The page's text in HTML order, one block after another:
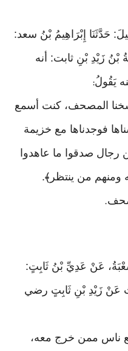
حَدَّثَنَا إِبْرَاهِيمُ بْنُ سعد:
بْنُ زَيْدِ بْنِ ثابت: أنه
يَقُولُ:
المصحف، كنت أسمع
فوجدناها مع خزيمة
رجال صدقوا ما عاهدوا
ومنهم من ينتظر﴾.
.
شُعْبَةُ، عَنْ عَدِيِّ بْنُ ثَابِتٍ:
عَنْ زَيْدِ بْنِ ثَابِتٍ رضي
ناس ممن خرج معه،